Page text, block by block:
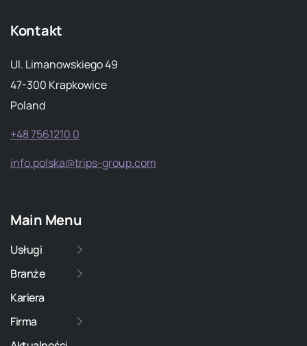
Kontakt
Ul. Limanowskiego 49
47-300 Krapkowice
Poland
+48 7561210 0
info.polska@trips-group.com
Main Menu
Usługi
Branże
Kariera
Firma